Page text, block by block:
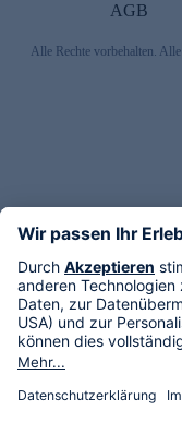
AGB
Alle Rechte vorbehalten.